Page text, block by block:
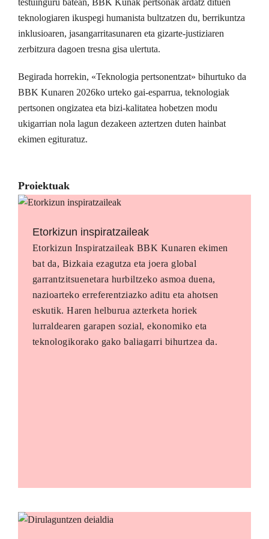
teknologiaren ikuspegi humanista bultzatzen du, berrikuntza
inklusioaren, jasangarritasunaren eta gizarte-justiziaren
zerbitzura dagoen tresna gisa ulertuta.
Begirada horrekin, «Teknologia pertsonentzat» bihurtuko da
BBK Kunaren 2026ko urteko gai-esparrua, teknologiak
pertsonen ongizatea eta bizi-kalitatea hobetzen modu
ukigarrian nola lagun dezakeen aztertzen duten hainbat
ekimen egituratuz.
Proiektuak
Etorkizun inspiratzaileak
Etorkizun Inspiratzaileak BBK Kunaren ekimen
bat da, Bizkaia ezagutza eta joera global
garrantzitsuenetara hurbiltzeko asmoa duena,
nazioarteko erreferentziazko aditu eta ahotsen
eskutik. Haren helburua azterketa horiek
lurraldearen garapen sozial, ekonomiko eta
teknologikorako gako baliagarri bihurtzea da.